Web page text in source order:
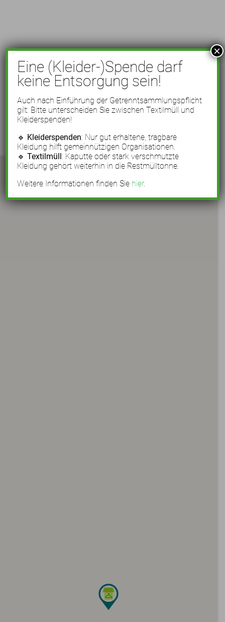
Eine (Kleider-)Spende darf
keine Entsorgung sein!
Auch nach Einführung der Getrenntsammlungspflicht
gilt: Bitte unterscheiden Sie zwischen Textilmüll und
Kleiderspenden!
🔹 Kleiderspenden: Nur gut erhaltene, tragbare
Kleidung hilft gemeinnützigen Organisationen.
🔹Textilmüll: Kaputte oder stark verschmutzte
Kleidung gehört weiterhin in die Restmülltonne.
Weitere Informationen finden Sie hier.
×